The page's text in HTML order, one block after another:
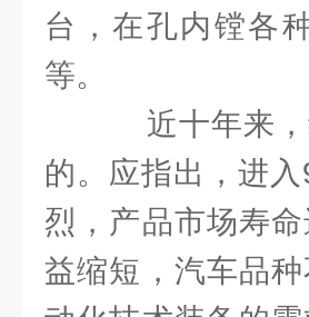
台，在孔内镗各
等。
近十年来，
的。应指出，进
烈，产品市场寿
益缩短，汽车品